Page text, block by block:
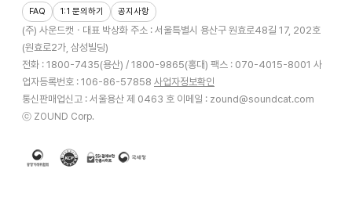
(주) 사운드캣ㆍ대표 박상화 주소 : 서울특별시 용산구 원효로48길 17, 202호
(원효로2가, 삼성빌딩)
전화 : 1800-7435(용산) / 1800-9865(홍대) 팩스 : 070-4015-8001 사
업자등록번호 : 106-86-57858 사업자정보확인
통신판매업신고 : 서울용산 제 0463 호 이메일 : zound@soundcat.com
ⓒ ZOUND Corp.
FAQ 1:1 문의하기 공지사항